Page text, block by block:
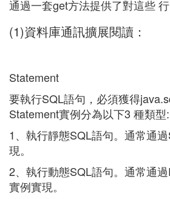
通過一套get方法提供了對這些
(1)資料庫通訊擴展閱讀：
Statement
要執行SQL語句，必須獲得
Statement實例分為以下3 種類型:
1、執行靜態SQL語句。通常通
現。
2、執行動態SQL語句。通常通
實例實現。